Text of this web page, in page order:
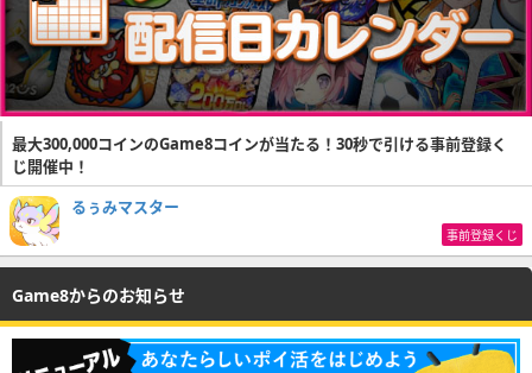
最大300,000コインのGame8コインが当たる！30秒で引ける事前登録く
じ開催中！
るぅみマスター
事前登録くじ
Game8からのお知らせ